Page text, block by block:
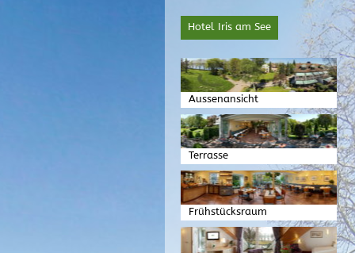
Hotel Iris am See
Aussenansicht
Terrasse
Frühstücksraum